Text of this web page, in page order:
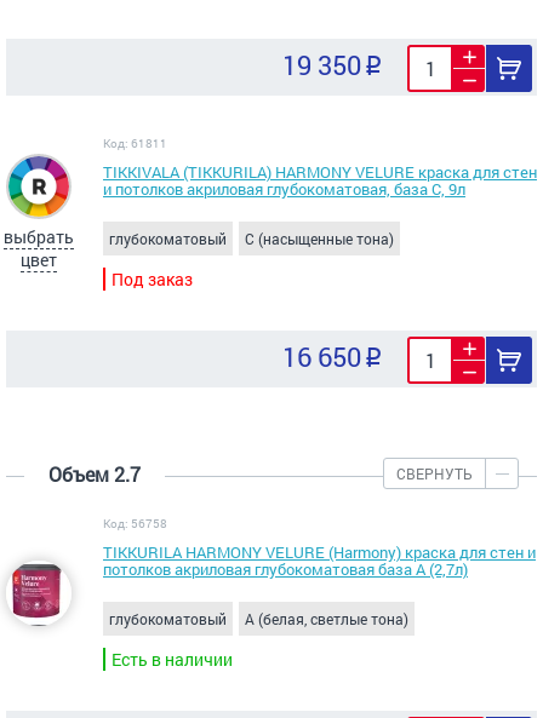
19 350
выбрать
цвет
Код: 61811
TIKKIVALA (TIKKURILA) HARMONY VELURE краска для стен
и потолков акриловая глубокоматовая, база С, 9л
глубокоматовый C (насыщенные тона)
Под заказ
16 650
Объем 2.7 СВЕРНУТЬ
Код: 56758
TIKKURILA HARMONY VELURE (Harmony) краска для стен и
потолков акриловая глубокоматовая база А (2,7л)
глубокоматовый A (белая, светлые тона)
Есть в наличии